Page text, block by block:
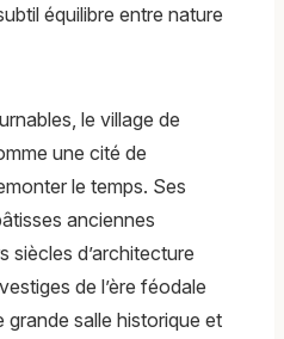
équilibre entre nature
le village de
une cité de
le temps. Ses
anciennes
siècles d’architecture
de l’ère féodale
salle historique et